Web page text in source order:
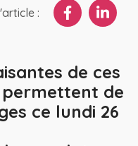
:
de ces
de
ce lundi 26